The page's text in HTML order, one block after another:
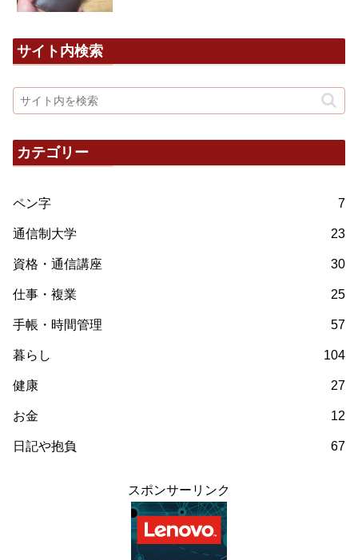
サイト内検索
カテゴリー
ペン字 7
通信制大学 23
資格・通信講座 30
仕事・複業 25
手帳・時間管理 57
暮らし 104
健康 27
お金 12
日記や抱負 67
スポンサーリンク